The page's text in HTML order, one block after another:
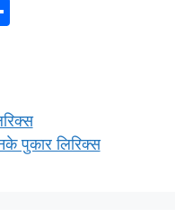
पुकार लिरिक्स